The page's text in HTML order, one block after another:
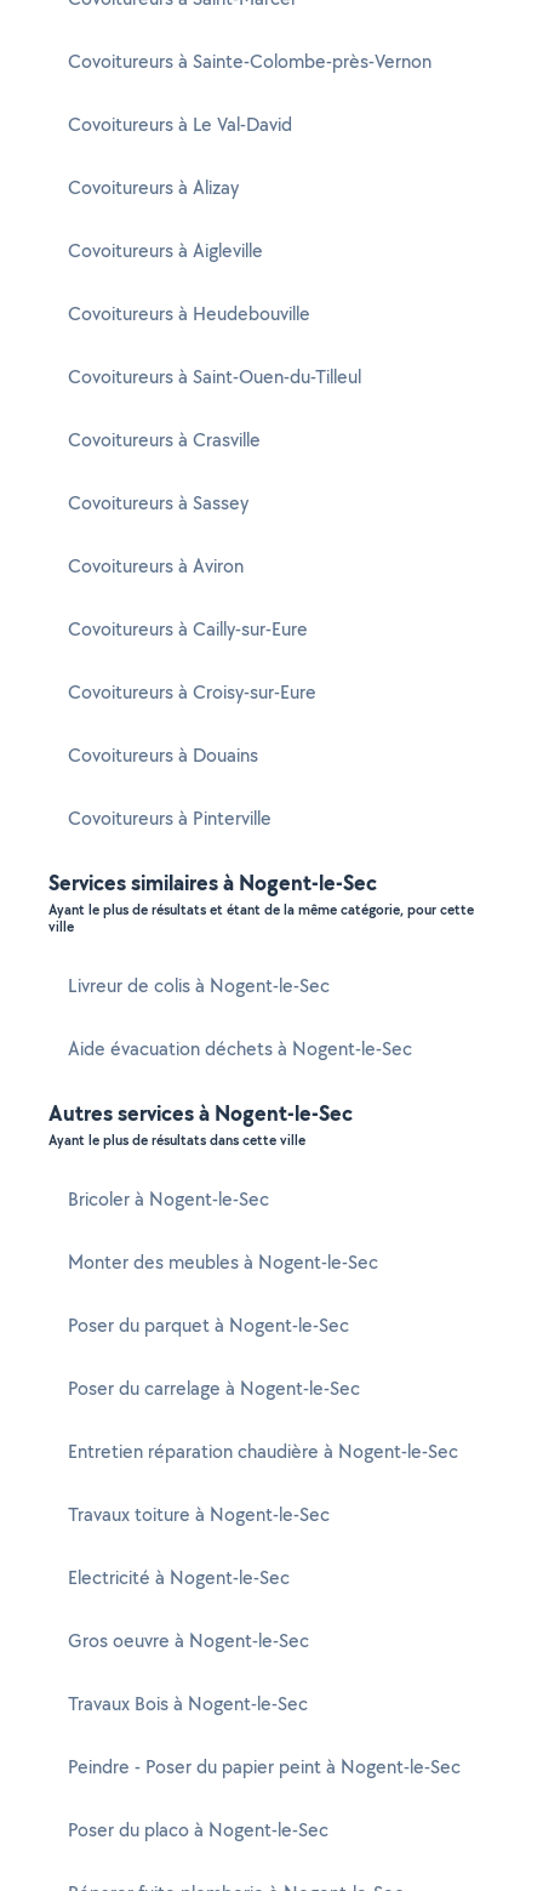
Covoitureurs à Sainte-Colombe-près-Vernon
Covoitureurs à Le Val-David
Covoitureurs à Alizay
Covoitureurs à Aigleville
Covoitureurs à Heudebouville
Covoitureurs à Saint-Ouen-du-Tilleul
Covoitureurs à Crasville
Covoitureurs à Sassey
Covoitureurs à Aviron
Covoitureurs à Cailly-sur-Eure
Covoitureurs à Croisy-sur-Eure
Covoitureurs à Douains
Covoitureurs à Pinterville
Services similaires à Nogent-le-Sec
Ayant le plus de résultats et étant de la même catégorie, pour cette
ville
Livreur de colis à Nogent-le-Sec
Aide évacuation déchets à Nogent-le-Sec
Autres services à Nogent-le-Sec
Ayant le plus de résultats dans cette ville
Bricoler à Nogent-le-Sec
Monter des meubles à Nogent-le-Sec
Poser du parquet à Nogent-le-Sec
Poser du carrelage à Nogent-le-Sec
Entretien réparation chaudière à Nogent-le-Sec
Travaux toiture à Nogent-le-Sec
Electricité à Nogent-le-Sec
Gros oeuvre à Nogent-le-Sec
Travaux Bois à Nogent-le-Sec
Peindre - Poser du papier peint à Nogent-le-Sec
Poser du placo à Nogent-le-Sec